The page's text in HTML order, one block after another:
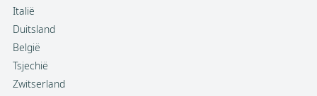
Italië
Duitsland
België
Tsjechië
Zwitserland